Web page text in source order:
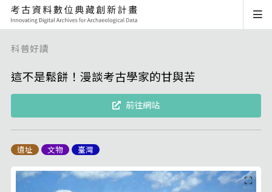
科普好讀
這不是鬆餅！漫談考古學家的甘與苦
前往網站
遺址 文物 臺灣